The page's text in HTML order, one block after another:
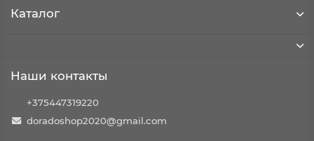
Каталог
Наши контакты
+375447319220
doradoshop2020@gmail.com